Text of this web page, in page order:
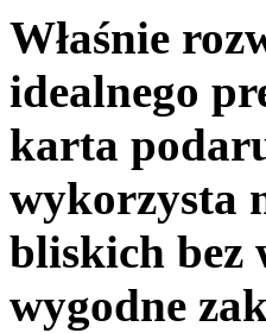
Właśnie
idealnego
karta
wykorzysta
bliskich bez
wygodne